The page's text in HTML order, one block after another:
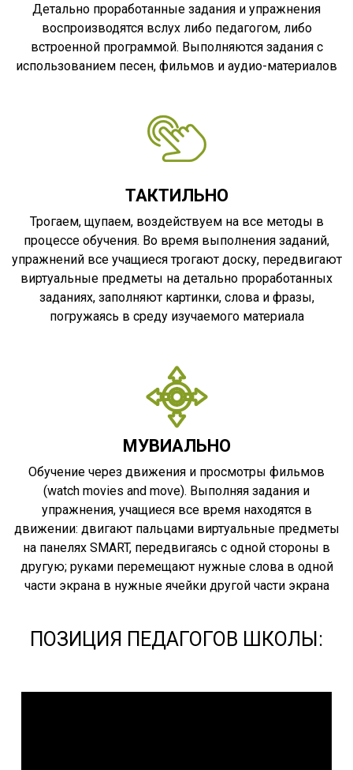
Детально проработанные задания и упражнения
воспроизводятся вслух либо педагогом, либо
встроенной программой. Выполняются задания с
использованием песен, фильмов и аудио-материалов
ТАКТИЛЬНО
Трогаем, щупаем, воздействуем на все методы в
процессе обучения. Во время выполнения заданий,
упражнений все учащиеся трогают доску, передвигают
виртуальные предметы на детально проработанных
заданиях, заполняют картинки, слова и фразы,
погружаясь в среду изучаемого материала
МУВИАЛЬНО
Обучение через движения и просмотры фильмов
(watch movies and move). Выполняя задания и
упражнения, учащиеся все время находятся в
движении: двигают пальцами виртуальные предметы
на панелях SMART, передвигаясь с одной стороны в
другую; руками перемещают нужные слова в одной
части экрана в нужные ячейки другой части экрана
ПОЗИЦИЯ ПЕДАГОГОВ ШКОЛЫ: